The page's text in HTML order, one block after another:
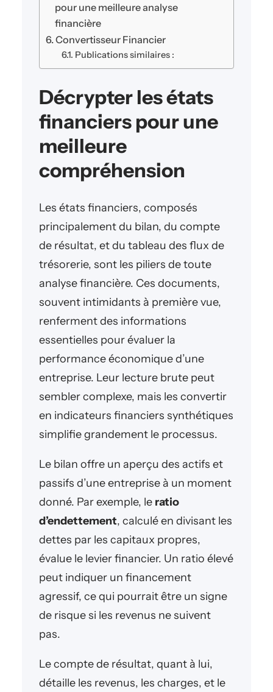
pour une meilleure analyse
financière
Convertisseur Financier
Publications similaires :
Décrypter les états
financiers pour une
meilleure
compréhension
Les états financiers, composés
principalement du bilan, du compte
de résultat, et du tableau des flux de
trésorerie, sont les piliers de toute
analyse financière. Ces documents,
souvent intimidants à première vue,
renferment des informations
essentielles pour évaluer la
performance économique d’une
entreprise. Leur lecture brute peut
sembler complexe, mais les convertir
en indicateurs financiers synthétiques
simplifie grandement le processus.
Le bilan offre un aperçu des actifs et
passifs d’une entreprise à un moment
donné. Par exemple, le ratio
d’endettement, calculé en divisant les
dettes par les capitaux propres,
évalue le levier financier. Un ratio élevé
peut indiquer un financement
agressif, ce qui pourrait être un signe
de risque si les revenus ne suivent
pas.
Le compte de résultat, quant à lui,
détaille les revenus, les charges, et le